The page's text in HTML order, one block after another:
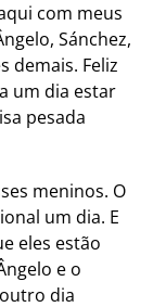
com meus
Sánchez,
demais. Feliz
um dia estar
pesada
meninos. O
um dia. E
eles estão
e o
dia